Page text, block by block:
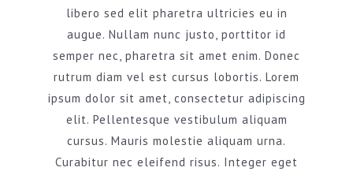
libero sed elit pharetra ultricies eu in
augue. Nullam nunc justo, porttitor id
semper nec, pharetra sit amet enim. Donec
rutrum diam vel est cursus lobortis. Lorem
ipsum dolor sit amet, consectetur adipiscing
elit. Pellentesque vestibulum aliquam
cursus. Mauris molestie aliquam urna.
Curabitur nec eleifend risus. Integer eget